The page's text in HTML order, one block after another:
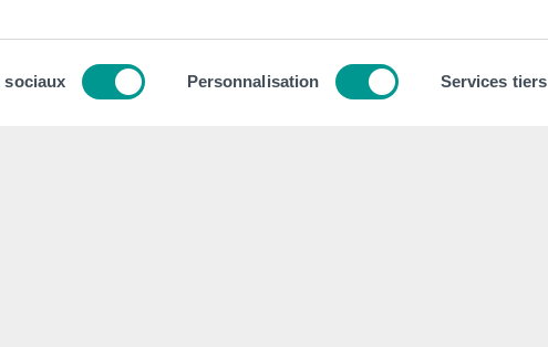
sociaux Personnalisation Services tiers
Organe de Gestion
Nos secrétariats
Rencontrez-nous